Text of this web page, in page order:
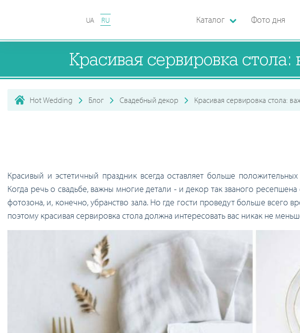
UA RU Каталог Фото дня
Красивая сервировка
Hot Wedding Блог Свадебный декор Красивая сервировка стола:
Красивый и эстетичный праздник всегда оставляет больше
Когда речь о свадьбе, важны многие детали - и декор так званого
фотозона, и, конечно, убранство зала. Но где гости проведут больше всего
поэтому красивая сервировка стола должна интересовать вас никак не